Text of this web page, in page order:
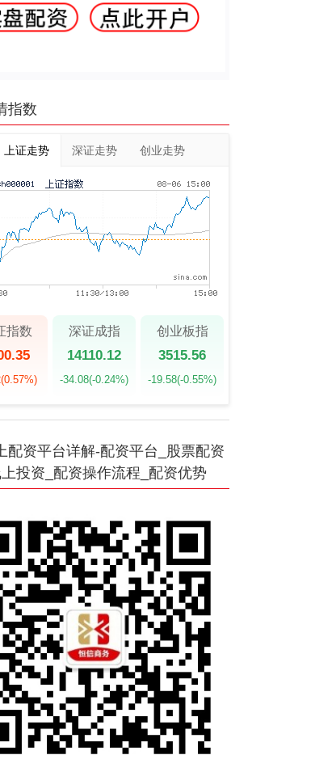
指数
上证走势 深证走势 创业走势
指数
(0.57%)
深证成指
14110.12
-34.08(-0.24%)
创业板指
3515.56
-19.58(-0.55%)
配资平台详解-配资平台_股票配资
上投资_配资操作流程_配资优势